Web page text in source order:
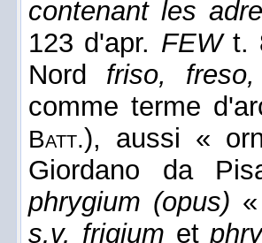
contenant les
123 d'apr. FEWt.
Nord
friso, freso,
comme terme
Batt.), aussi «
Giordano da
phrygium (opus)
s.v. frigium et